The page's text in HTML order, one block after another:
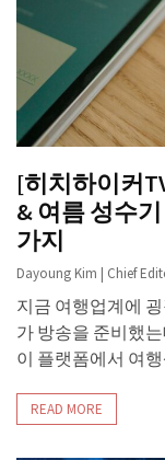
[히치하이커
& 여름 성수
가지
Dayoung Kim | Chief
지금 여행업계에
가 방송을 준비했
이 플랫폼에서 여
READ MORE